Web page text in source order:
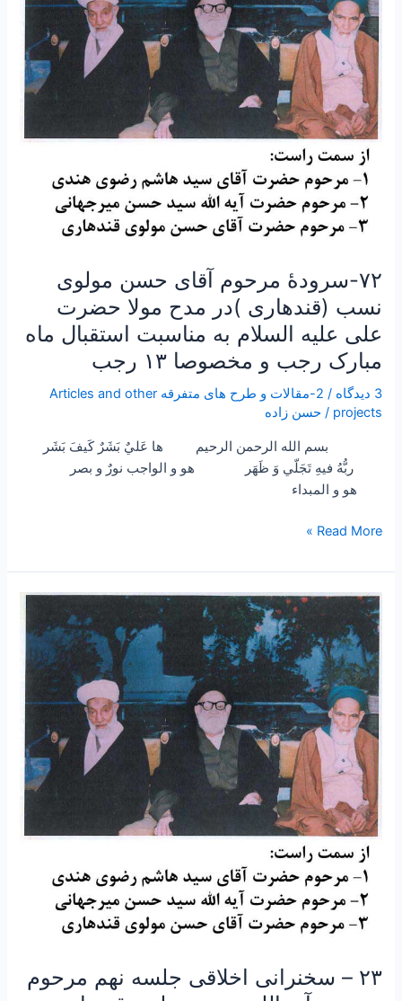
۷۲-سرودۀ مرحوم آقای حسن مولوی
نسب (قندهاری )در مدح مولا حضرت
علی علیه السلام به مناسبت استقبال ماه
مبارک رجب و مخصوصا ۱۳ رجب
3 دیدگاه /
2-مقالات و طرح های متفرقه Articles and other
projects
/حسن زاده
بسم الله الرحمن الرحيم ها عَليٌ بَشَرٌ كَيفَ بَشَر
ربُّهُ فيهِ تَجَلّي وَ ظَهَر هو و الواجب نورٌ و بصر
هو و المبداء
مولوی
نسب
(قندهاری
)در
مدح
مولا
حضرت
علی
علیه
السلام
استقبال
ماه
مبارک
رجب
و
مخصوصا
۱۳
رجب
Read More »
۲۳ – سخنرانی اخلاقی جلسه نهم مرحوم
۲۳
–
سخنرانی
اخلاقی
جلسه
نهم
مرحوم
حضرت
آیه
الله
حسن
مولوی
قندهاری
رحمه
الله
علیه
مورد
شق